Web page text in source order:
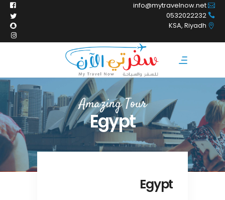
info@mytravelnow.net
0532022232
KSA, Riyadh
Amazing Tour
Egypt
Egypt